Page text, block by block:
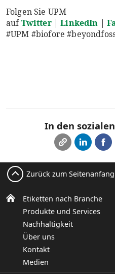
Folgen Sie UPM
aufTwitter|LinkedIn |
#UPM #biofore
In den
Etiketten nach Branche
Produkte und Services
Nachhaltigkeit
Über uns
Kontakt
Medien
Zurück zum Seitenanfang